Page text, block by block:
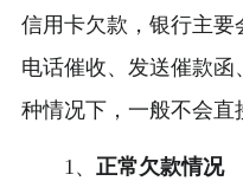
信用卡欠款，银行主
电话催收、发送催款函
种情况下，一般不会直
1、 正常欠款情况